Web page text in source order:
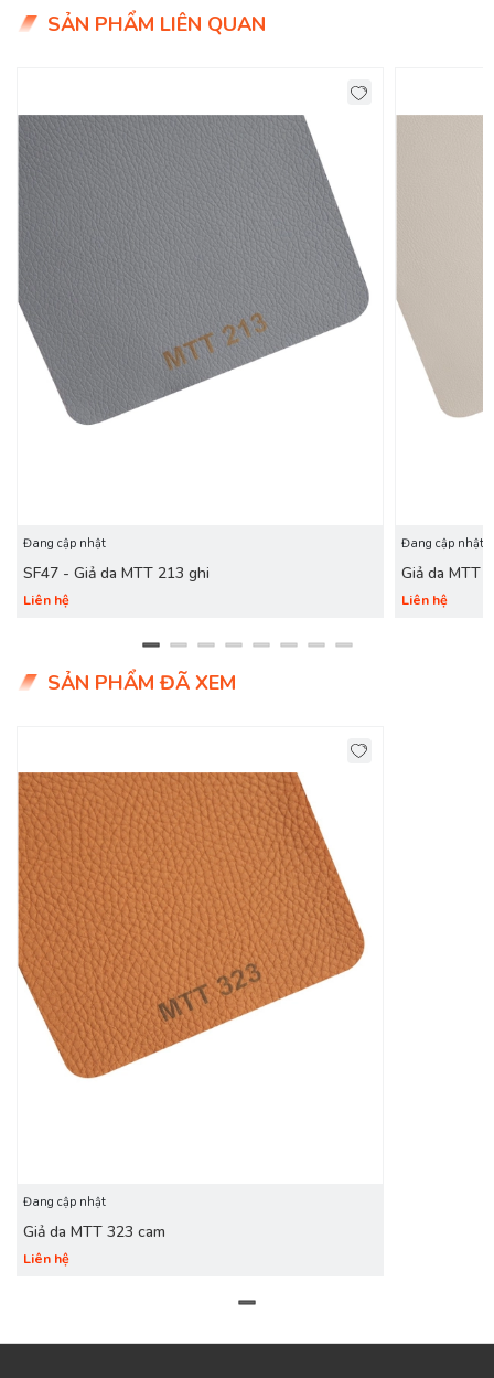
SẢN PHẨM LIÊN QUAN
Đang cập nhật
SF47 - Giả da MTT 213 ghi
Liên hệ
Đang cập nhật
Giả da MTT
Liên hệ
SẢN PHẨM ĐÃ XEM
Đang cập nhật
Giả da MTT 323 cam
Liên hệ